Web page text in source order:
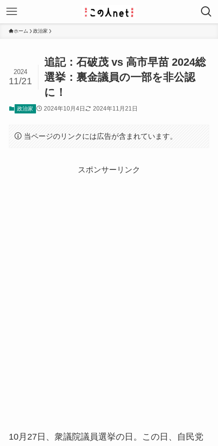
ホーム 政治家
追記：石破茂 vs 高市早苗 2024総
選挙：裏金議員の一部を非公認
に！
2024
11/21
政治家 2024年10月4日 2024年11月21日
当ページのリンクには広告が含まれています。
スポンサーリンク
10月27日、衆議院議員選挙の日。この日、自民党